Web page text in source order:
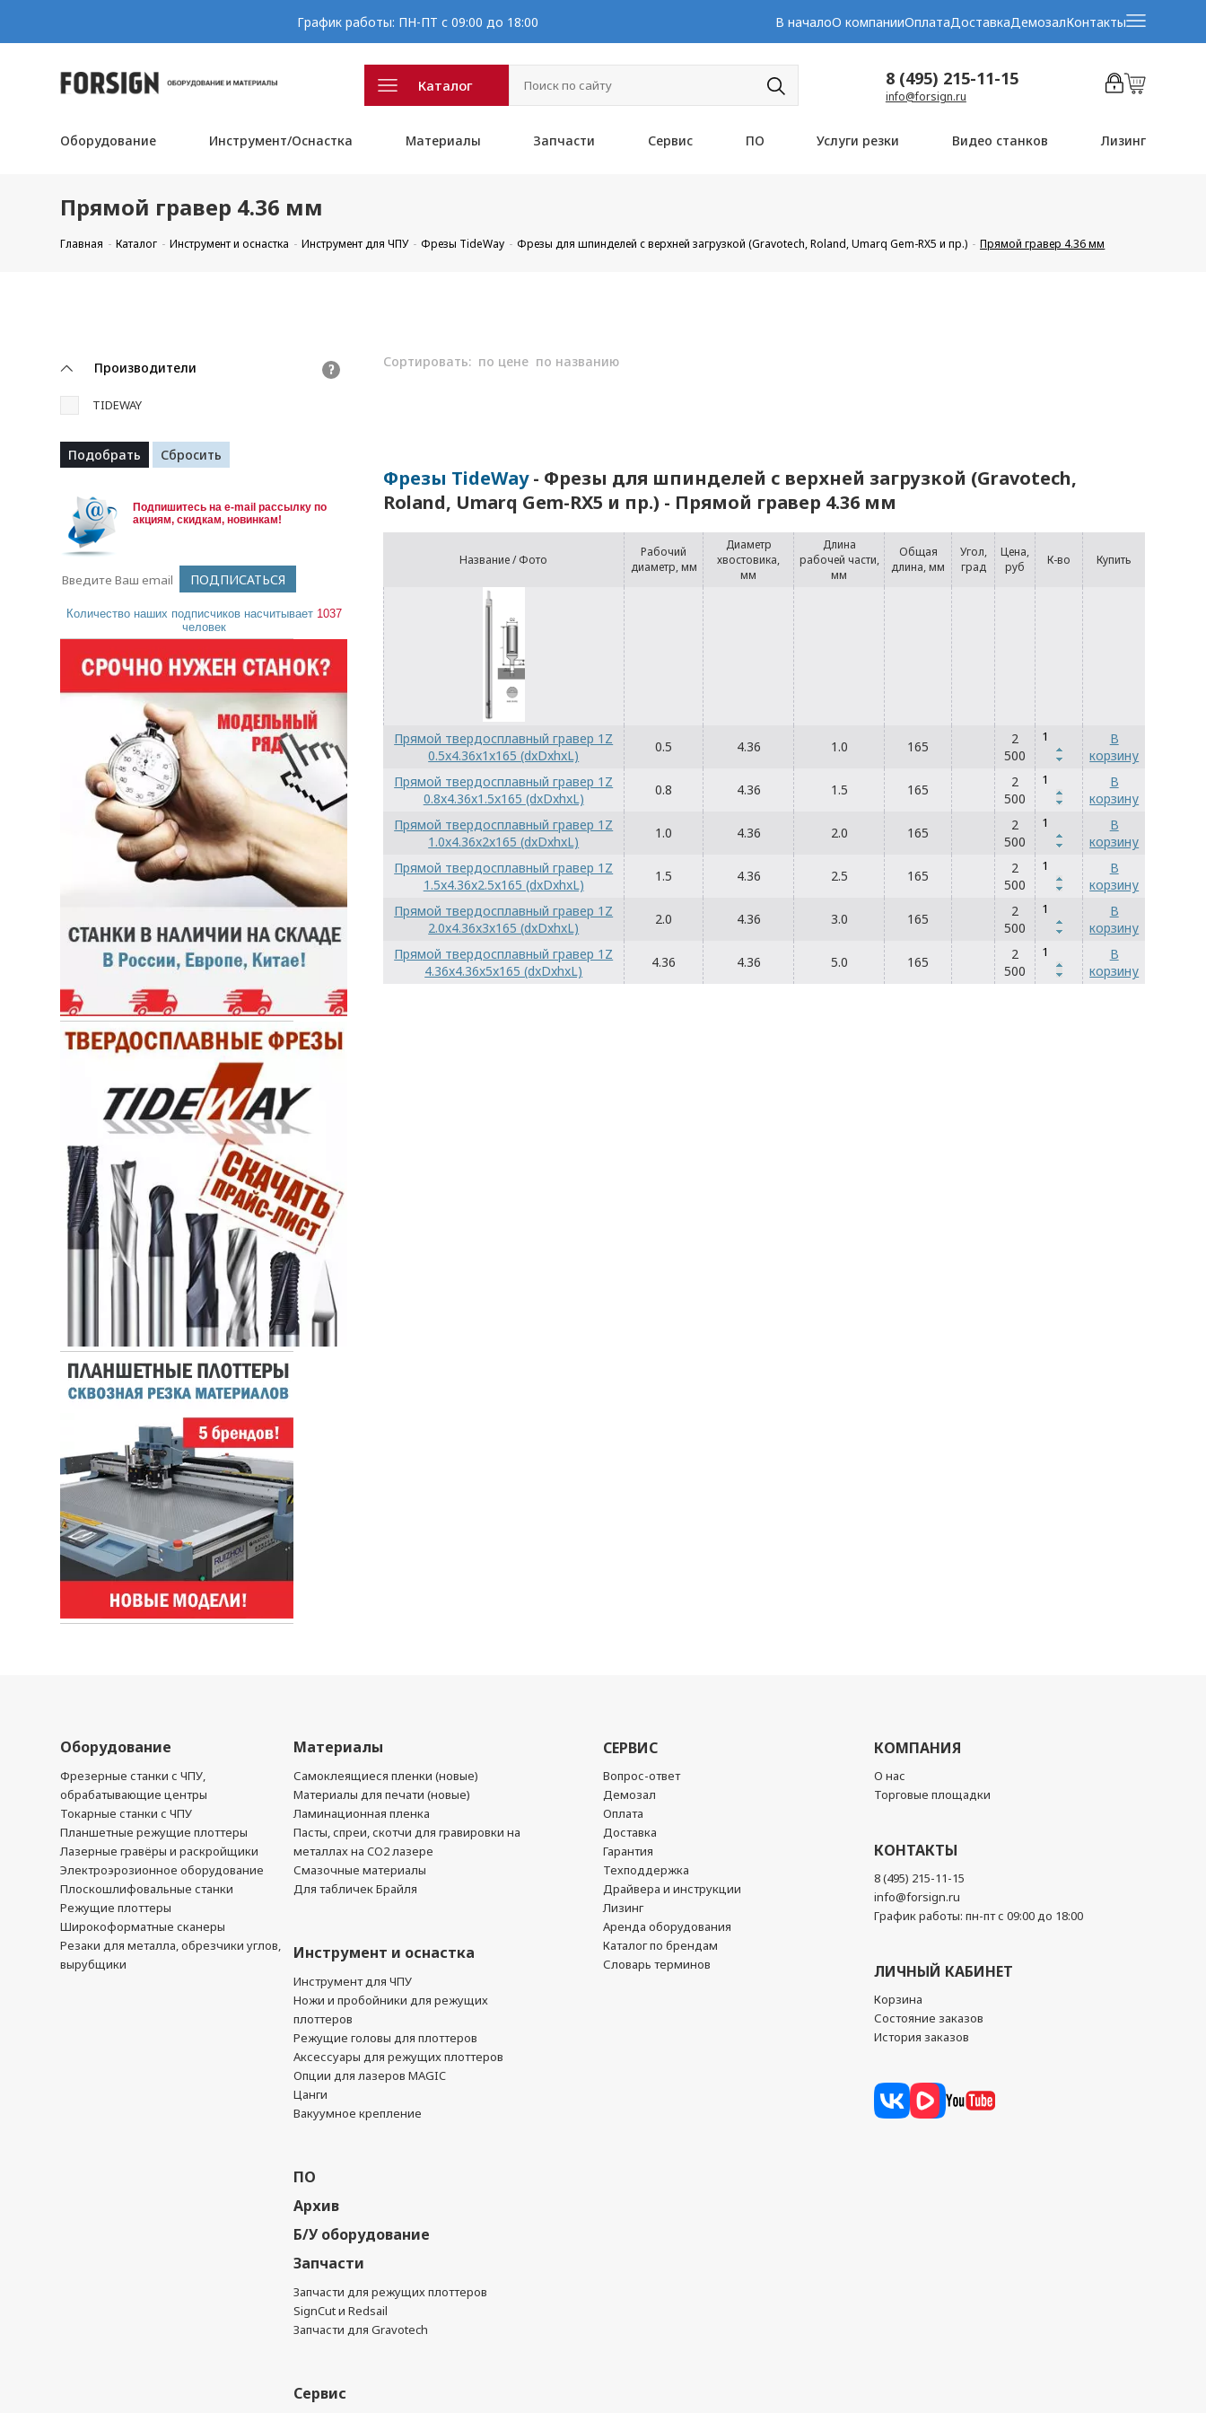
График работы: ПН-ПТ с 09:00 до 18:00 В началоО компанииОплатаДоставкаДемозалКонтакты
Каталог 8 (495) 215-11-15
info@forsign.ru
Оборудование Инструмент/Оснастка Материалы Запчасти Сервис ПО Услуги резки Видео станков Лизинг
Прямой гравер 4.36 мм
Главная Каталог Инструмент и оснастка Инструмент для ЧПУ Фрезы TideWay Фрезы для шпинделей с верхней загрузкой (Gravotech, Roland, Umarq Gem-RX5 и пр.) Прямой гравер 4.36 мм
Производители ?
TIDEWAY
Подпишитесь на e-mail рассылку по
акциям, скидкам, новинкам!
Количество наших подписчиков насчитывает 1037
человек
Сортировать: по цене по названию
Фрезы TideWay- Фрезы для шпинделей с верхней загрузкой (Gravotech,
Roland, Umarq Gem-RX5 и пр.) - Прямой гравер 4.36 мм
Название / Фото
Рабочий
диаметр, мм
Диаметр
хвостовика,
мм
Длина
рабочей части,
мм
Общая
длина, мм
Угол,
град
Цена,
руб
К-во Купить
Прямой твердосплавный гравер 1Z
0.5x4.36x1x165 (dxDxhxL)
0.5 4.36 1.0 165
2
500
В
корзину
Прямой твердосплавный гравер 1Z
0.8x4.36x1.5x165 (dxDxhxL)
0.8 4.36 1.5 165
2
500
В
корзину
Прямой твердосплавный гравер 1Z
1.0x4.36x2x165 (dxDxhxL)
1.0 4.36 2.0 165
2
500
В
корзину
Прямой твердосплавный гравер 1Z
1.5x4.36x2.5x165 (dxDxhxL)
1.5 4.36 2.5 165
2
500
В
корзину
Прямой твердосплавный гравер 1Z
2.0x4.36x3x165 (dxDxhxL)
2.0 4.36 3.0 165
2
500
В
корзину
Прямой твердосплавный гравер 1Z
4.36x4.36x5x165 (dxDxhxL)
4.36 4.36 5.0 165
2
500
В
корзину
Оборудование
Фрезерные станки с ЧПУ,
обрабатывающие центры
Токарные станки с ЧПУ
Планшетные режущие плоттеры
Лазерные гравёры и раскройщики
Электроэрозионное оборудование
Плоскошлифовальные станки
Режущие плоттеры
Широкоформатные сканеры
Резаки для металла, обрезчики углов,
вырубщики
Материалы
Самоклеящиеся пленки (новые)
Материалы для печати (новые)
Ламинационная пленка
Пасты, спреи, скотчи для гравировки на
металлах на CO2 лазере
Смазочные материалы
Для табличек Брайля
Инструмент и оснастка
Инструмент для ЧПУ
Ножи и пробойники для режущих
плоттеров
Режущие головы для плоттеров
Аксессуары для режущих плоттеров
Опции для лазеров MAGIC
Цанги
Вакуумное крепление
ПО
Архив
Б/У оборудование
Запчасти
Запчасти для режущих плоттеров
SignCut и Redsail
Запчасти для Gravotech
Сервис
СЕРВИС
Вопрос-ответ
Демозал
Оплата
Доставка
Гарантия
Техподдержка
Драйвера и инструкции
Лизинг
Аренда оборудования
Каталог по брендам
Словарь терминов
КОМПАНИЯ
О нас
Торговые площадки
КОНТАКТЫ
8 (495) 215-11-15
info@forsign.ru
График работы: пн-пт с 09:00 до 18:00
ЛИЧНЫЙ КАБИНЕТ
Корзина
Состояние заказов
История заказов